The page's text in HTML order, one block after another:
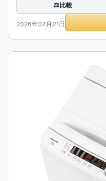
⚖️比較
2026年07月21日